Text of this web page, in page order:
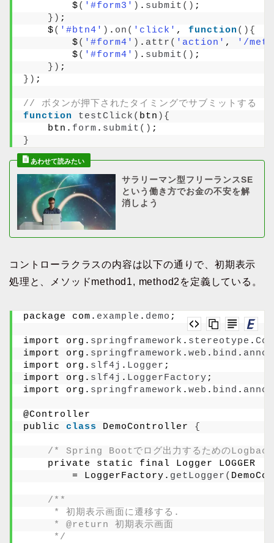
        $
( '#form3' ) . submit () ;
}) ;
    $
( '#btn4' ) . on ( 'click' , function(){
        $
( '#form4' ) . attr ( 'action' ,
'/
        $
( '#form4' ) . submit () ;
}) ;
}) ;
// ボタンが押下されたタイミングでサブミットする
function
testClick ( btn ){
    btn.
form . submit () ;
}
サラリーマン型フリーランスSE
という働き方でお金の不安を解
消しよう
コントローラクラスの内容は以下の通りで、初期表示
処理と、メソッドmethod1, method2を定義している。
package com. example . demo ;
import org. springframework . stereotype .
import org. springframework . web . bind .
import org. slf4j . Logger ;
import org. slf4j . LoggerFactory ;
import org. springframework . web . bind .
@Controller
public class DemoController {
/* Spring Bootでログ出力するための
    private static final Logger LOGGER
        = LoggerFactory.
getLogger (
/**
     * 初期表示画面に遷移する.
     * @return 初期表示画面
     */